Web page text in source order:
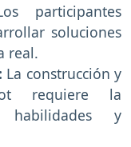
participantes
soluciones
real.
La construcción y
requiere la
habilidades y